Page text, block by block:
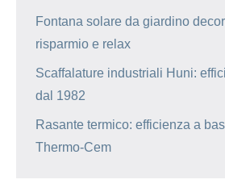
Fontana solare da giardino
risparmio e relax
Scaffalature industriali Huni:
dal 1982
Rasante termico: efficienza a
Thermo-Cem